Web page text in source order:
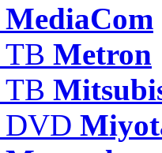
MediaCom
ТВ Metron
DVD